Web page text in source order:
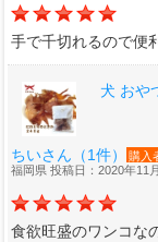
手で千切れるので便
犬 おや
ちいさん（1件）
購入
福岡県 投稿日：2020年11
食欲旺盛のワンコな